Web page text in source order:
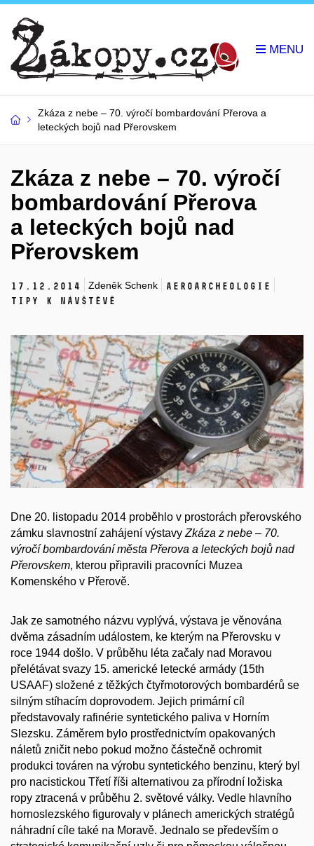
Zkáza z nebe – 70. výročí bombardování Přerova a
leteckých bojů nad Přerovskem
Zkáza z nebe – 70. výročí
bombardování Přerova
a leteckých bojů nad
Přerovskem
17. 12. 2014 Zdeněk Schenk
Aeroarcheologie
Tipy k návštěvě
Dne 20. listopadu 2014 proběhlo v prostorách přerovského
zámku slavnostní zahájení výstavy Zkáza z nebe – 70.
výročí bombardování města Přerova a leteckých bojů nad
Přerovskem, kterou připravili pracovníci Muzea
Komenského v Přerově.
Jak ze samotného názvu vyplývá, výstava je věnována
dvěma zásadním událostem, ke kterým na Přerovsku v
roce 1944 došlo. V průběhu léta začaly nad Moravou
přelétávat svazy 15. americké letecké armády (15th
USAAF) složené z těžkých čtyřmotorových bombardérů se
silným stíhacím doprovodem. Jejich primární cíl
představovaly rafinérie syntetického paliva v Horním
Slezsku. Záměrem bylo prostřednictvím opakovaných
náletů zničit nebo pokud možno částečně ochromit
produkci továren na výrobu syntetického benzinu, který byl
pro nacistickou Třetí říši alternativou za přírodní ložiska
ropy ztracená v průběhu 2. světové války. Vedle hlavního
hornoslezského figurovaly v plánech amerických stratégů
náhradní cíle také na Moravě. Jednalo se především o